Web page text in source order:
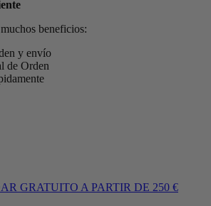
beneficios:
y envío
de Orden
GRATUITO A PARTIR DE 250 €